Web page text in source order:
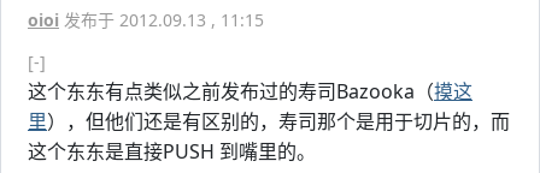
oioi 发布于 2012.09.13 , 11:15
[-]
这个东东有点类似之前发布过的寿司Bazooka（摸这
里），但他们还是有区别的，寿司那个是用于切片的，而
这个东东是直接PUSH 到嘴里的。